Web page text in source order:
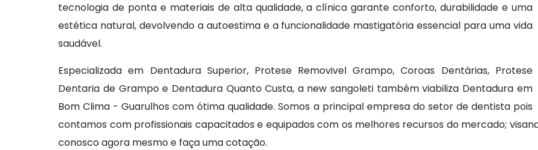
tecnologia de ponta e materiais de alta qualidade, a clínica garante conforto, durabilidade e uma
estética natural, devolvendo a autoestima e a funcionalidade mastigatória essencial para uma vida
saudável.
Especializada em Dentadura Superior, Protese Removivel Grampo, Coroas Dentárias, Protese
Dentaria de Grampo e Dentadura Quanto Custa, a new sangoleti também viabiliza Dentadura em
Bom Clima - Guarulhos com ótima qualidade. Somos a principal empresa do setor de dentista pois
contamos com profissionais capacitados e equipados com os melhores recursos do mercado;
conosco agora mesmo e faça uma cotação.